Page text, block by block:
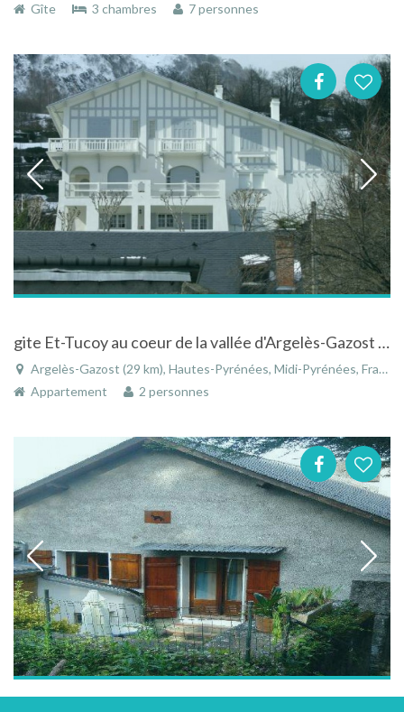
Gîte
3 chambres 7 personnes
gite Et-Tucoy au coeur de la vallée d'Argelès-Gazost (Hautes-Pyrénées)
Argelès-Gazost (29 km), Hautes-Pyrénées, Midi-Pyrénées, France
Appartement
2 personnes